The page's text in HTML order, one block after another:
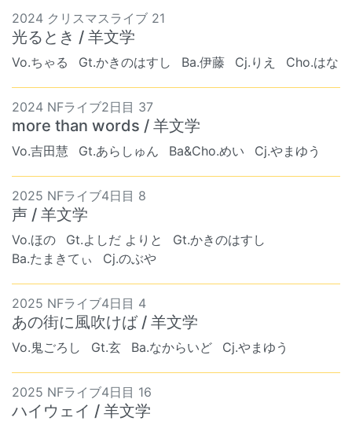
2024 クリスマスライブ 21
光るとき / 羊文学
Vo.ちゃる Gt.かきのはすし Ba.伊藤 Cj.りえ Cho.はな
2024 NFライブ2日目 37
more than words / 羊文学
Vo.吉田慧 Gt.あらしゅん Ba&Cho.めい Cj.やまゆう
2025 NFライブ4日目 8
声 / 羊文学
Vo.ほの Gt.よしだ よりと
Gt.かきのはすし
Ba.たまきてぃ
Cj.のぶや
2025 NFライブ4日目 4
あの街に風吹けば / 羊文学
Vo.鬼ごろし Gt.玄 Ba.なからいど Cj.やまゆう
2025 NFライブ4日目 16
ハイウェイ / 羊文学